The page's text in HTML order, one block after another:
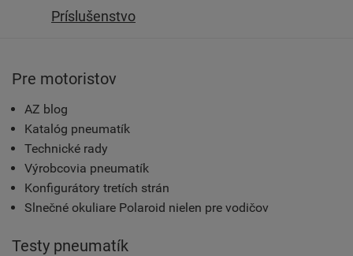
Príslušenstvo
Pre motoristov
AZ blog
Katalóg pneumatík
Technické rady
Výrobcovia pneumatík
Konfigurátory tretích strán
Slnečné okuliare Polaroid nielen pre vodičov
Testy pneumatík